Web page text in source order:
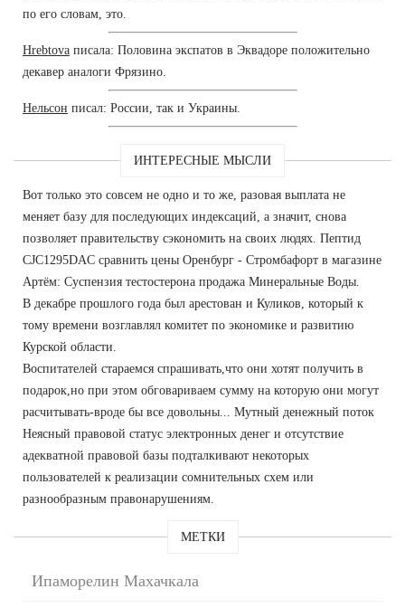
по его словам, это.
Hrebtova писала: Половина экспатов в Эквадоре положительно
декавер аналоги Фрязино.
Нельсон писал: России, так и Украины.
ИНТЕРЕСНЫЕ МЫСЛИ
Вот только это совсем не одно и то же, разовая выплата не
меняет базу для последующих индексаций, а значит, снова
позволяет правительству сэкономить на своих людях. Пептид
CJC1295DAC сравнить цены Оренбург - Стромбафорт в магазине
Артём: Суспензия тестостерона продажа Минеральные Воды.
В декабре прошлого года был арестован и Куликов, который к
тому времени возглавлял комитет по экономике и развитию
Курской области.
Воспитателей стараемся спрашивать,что они хотят получить в
подарок,но при этом обговариваем сумму на которую они могут
расчитывать-вроде бы все довольны... Мутный денежный поток
Неясный правовой статус электронных денег и отсутствие
адекватной правовой базы подталкивают некоторых
пользователей к реализации сомнительных схем или
разнообразным правонарушениям.
МЕТКИ
Ипаморелин Махачкала